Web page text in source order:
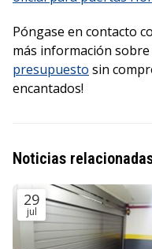
Póngase en contacto
más información
presupuesto sin
encantados!
Noticias
29
jul